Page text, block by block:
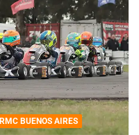
RMC BUENOS AIRES